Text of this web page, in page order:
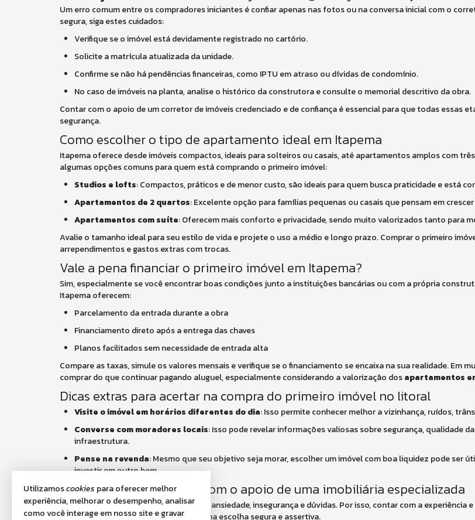
Um erro comum entre os compradores iniciantes é confiar apenas nas fotos ou na conversa inicial com o
segura, siga estes cuidados:
Verifique se o imóvel está devidamente registrado no cartório.
Solicite a matrícula atualizada da unidade.
Confirme se não há pendências financeiras, como IPTU em atraso ou dívidas de condomínio.
No caso de imóveis na planta, analise o histórico da construtora e consulte o memorial descritivo da obra.
Contar com o apoio de um corretor de imóveis credenciado e de confiança é essencial para que todas essas
segurança.
Como escolher o tipo de apartamento ideal em Itapema
Itapema oferece desde imóveis compactos, ideais para solteiros ou casais, até apartamentos amplos com
algumas opções comuns para quem está comprando o primeiro imóvel:
Studios e lofts: Compactos, práticos e de menor custo, são ideais para quem busca praticidade e está
Apartamentos de 2 quartos: Excelente opção para famílias pequenas ou casais que pensam em
Apartamentos com suíte: Oferecem mais conforto e privacidade, sendo muito valorizados tanto para
Avalie o tamanho ideal para seu estilo de vida e projete o uso a médio e longo prazo. Comprar o primeiro
arrependimentos e gastos extras com trocas.
Vale a pena financiar o primeiro imóvel em Itapema?
Sim, especialmente se você encontrar boas condições junto a instituições bancárias ou com a própria
Itapema oferecem:
Parcelamento da entrada durante a obra
Financiamento direto após a entrega das chaves
Planos facilitados sem necessidade de entrada alta
Compare as taxas, simule os valores mensais e verifique se o financiamento se encaixa na sua realidade. Em
comprar do que continuar pagando aluguel, especialmente considerando a valorização dosapartamentos
Dicas extras para acertar na compra do primeiro imóvel no litoral
Visite o imóvel em horários diferentes do dia: Isso permite conhecer melhor a vizinhança, ruídos,
Converse com moradores locais: Isso pode revelar informações valiosas sobre segurança, qualidade
infraestrutura.
Pense na revenda: Mesmo que seu objetivo seja morar, escolher um imóvel com boa liquidez pode ser
investir em outro bem.
A importância de contar com o apoio de uma imobiliária especializada
Comprar seu primeiro imóvel pode gerar ansiedade, insegurança e dúvidas. Por isso, contar com a
imobiliário é um passo essencial para uma escolha segura e assertiva.
Utilizamoscookies para oferecer melhor
experiência, melhorar o desempenho, analisar
como você interage em nosso site e gravar